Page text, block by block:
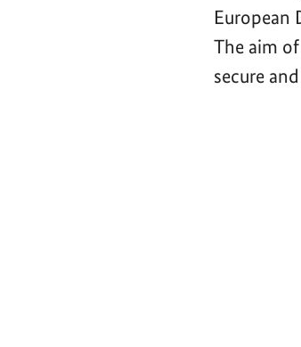
European
The aim
secure